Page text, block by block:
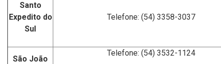
Santo
Expedito do
Sul
Telefone: (54) 3358-3037
São João
Telefone: (54) 3532-1124